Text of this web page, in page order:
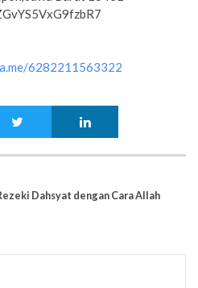
6282211563322
Dahsyat dengan Cara Allah